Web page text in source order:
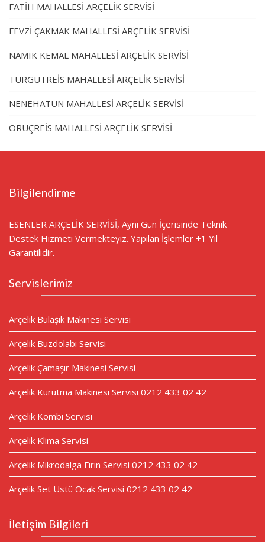
FATİH MAHALLESİ ARÇELİK SERVİSİ
FEVZİ ÇAKMAK MAHALLESİ ARÇELİK SERVİSİ
NAMIK KEMAL MAHALLESİ ARÇELİK SERVİSİ
TURGUTREİS MAHALLESİ ARÇELİK SERVİSİ
NENEHATUN MAHALLESİ ARÇELİK SERVİSİ
ORUÇREİS MAHALLESİ ARÇELİK SERVİSİ
Bilgilendirme
ESENLER ARÇELİK SERVİSİ, Aynı Gün İçerisinde Teknik
Destek Hizmeti Vermekteyiz. Yapılan İşlemler +1 Yıl
Garantilidir.
Servislerimiz
Arçelik Bulaşık Makinesi Servisi
Arçelik Buzdolabı Servisi
Arçelik Çamaşır Makinesi Servisi
Arçelik Kurutma Makinesi Servisi 0212 433 02 42
Arçelik Kombi Servisi
Arçelik Klima Servisi
Arçelik Mikrodalga Fırın Servisi 0212 433 02 42
Arçelik Set Üstü Ocak Servisi 0212 433 02 42
İletişim Bilgileri